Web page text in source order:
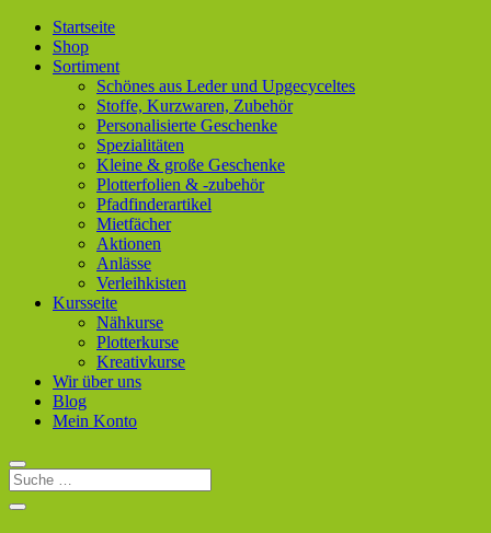
Startseite
Shop
Sortiment
Schönes aus Leder und Upgecyceltes
Stoffe, Kurzwaren, Zubehör
Personalisierte Geschenke
Spezialitäten
Kleine & große Geschenke
Plotterfolien & -zubehör
Pfadfinderartikel
Mietfächer
Aktionen
Anlässe
Verleihkisten
Kursseite
Nähkurse
Plotterkurse
Kreativkurse
Wir über uns
Blog
Mein Konto